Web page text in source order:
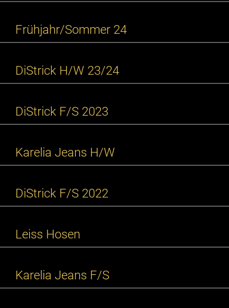
Frühjahr/Sommer 24
DiStrick H/W 23/24
DiStrick F/S 2023
Karelia Jeans H/W
DiStrick F/S 2022
Leiss Hosen
Karelia Jeans F/S